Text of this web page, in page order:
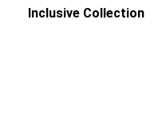
Inclusive Collection